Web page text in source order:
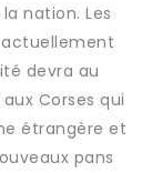
nation. Les
devra au
Corses qui
étrangère et
pans